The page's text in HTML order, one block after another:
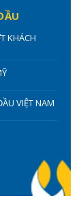
KHÁCH
VIỆT NAM